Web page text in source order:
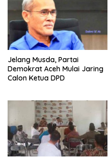
Jelang Musda, Partai
Demokrat Aceh Mulai Jaring
Calon Ketua DPD